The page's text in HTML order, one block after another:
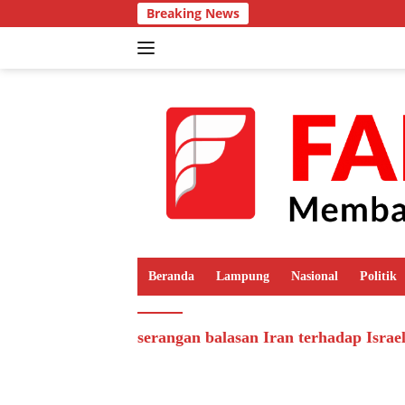
ke
Breaking News
Beranda Lampung Nasional Politik
serangan balasan Iran terhadap Israel